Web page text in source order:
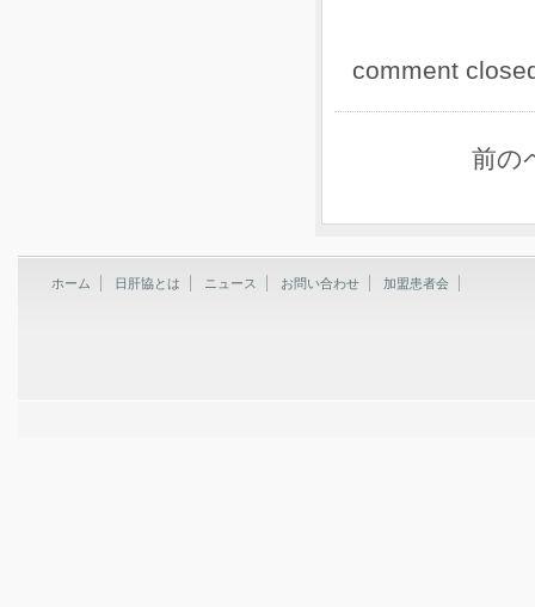
comment
前の
ホーム 日肝協とは ニュース お問い合わせ 加盟患者会